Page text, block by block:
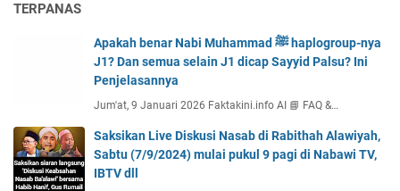
TERPANAS
Apakah benar Nabi Muhammad ﷺ haplogroup-nya
J1? Dan semua selain J1 dicap Sayyid Palsu? Ini
Penjelasannya
Jum'at, 9 Januari 2026 Faktakini.info AI 📘 FAQ &…
Saksikan Live Diskusi Nasab di Rabithah Alawiyah,
Sabtu (7/9/2024) mulai pukul 9 pagi di Nabawi TV,
IBTV dll